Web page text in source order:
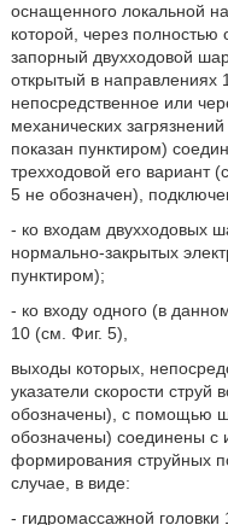
оснащенного локальной
которой, через полностью
запорный двухходовой
открытый в
непосредственное или
механических
показан пунктиром)
трехходовой его вариант
5 не обозначен),
- ко входам двухходовых
нормально-закрытых
пунктиром);
- ко входу одного (в
10 (см. Фиг. 5),
выходы которых,
указатели скорости струй
обозначены), с помощью
обозначены) соединены с
формирования струйных
случае, в виде:
- гидромассажной головки